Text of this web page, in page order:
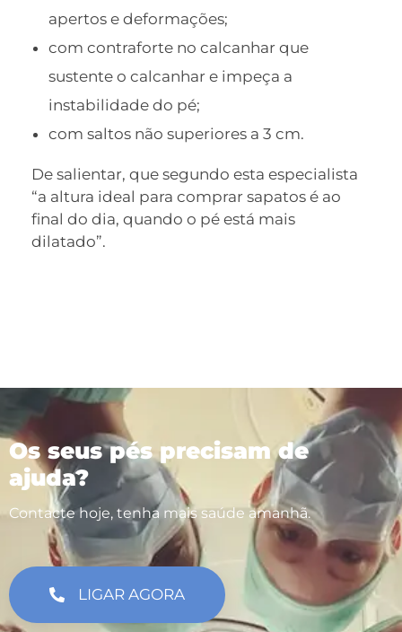
apertos e deformações;
com contraforte no calcanhar que
sustente o calcanhar e impeça a
instabilidade do pé;
com saltos não superiores a 3 cm.
De salientar, que segundo esta especialista
“a altura ideal para comprar sapatos é ao
final do dia, quando o pé está mais
dilatado”.
Os seus pés precisam de
ajuda?
Contacte hoje, tenha mais saúde amanhã.
LIGAR AGORA